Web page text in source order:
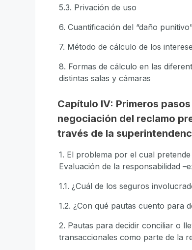
5.3. Privación de uso
6. Cuantificación del “daño
7. Método de cálculo de los
8. Formas de cálculo en las
distintas salas y cámaras
Capítulo IV: Primeros
negociación del reclamo
través de la
1. El problema por el cual
Evaluación de la responsabilidad
1.1. ¿Cuál de los seguros
1.2. ¿Con qué pautas cuento para
2. Pautas para decidir conciliar o
transaccionales como parte de la